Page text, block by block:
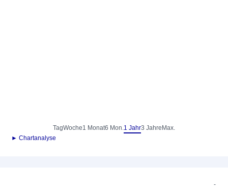
TagWoche1 Monat6 Mon.1 Jahr3 Jahre Max.
► Chartanalyse
-